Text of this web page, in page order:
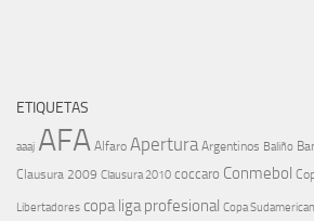
ETIQUETAS
aaaj AFA Alfaro Apertura Argentinos Baliño
Clausura 2009 Clausura 2010 coccaro Conmebol
Libertadores copa liga profesional Copa